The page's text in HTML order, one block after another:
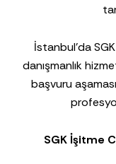
İstanbul’da
danışmanlık
başvuru
SGK İşitme